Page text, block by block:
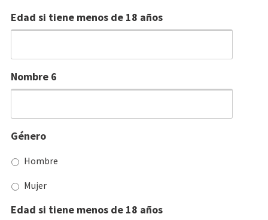
Edad si tiene menos de 18 años
Nombre 6
Género
Hombre
Mujer
Edad si tiene menos de 18 años